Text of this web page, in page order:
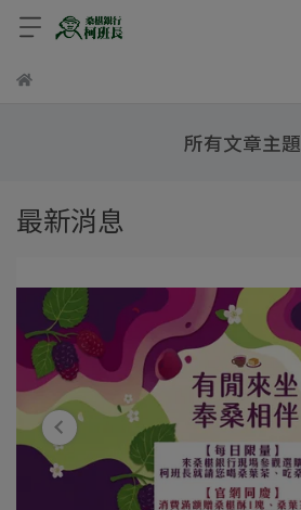
所有文章主題
最新消息